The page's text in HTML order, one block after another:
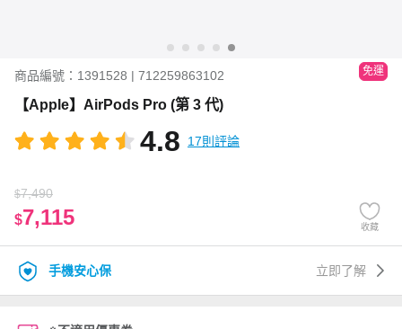
商品編號：1391528 | 712259863102 免運
【Apple】AirPods Pro (第 3 代)
4.8 17則評論
$7,490
$7,115 收藏
手機安心保 立即了解